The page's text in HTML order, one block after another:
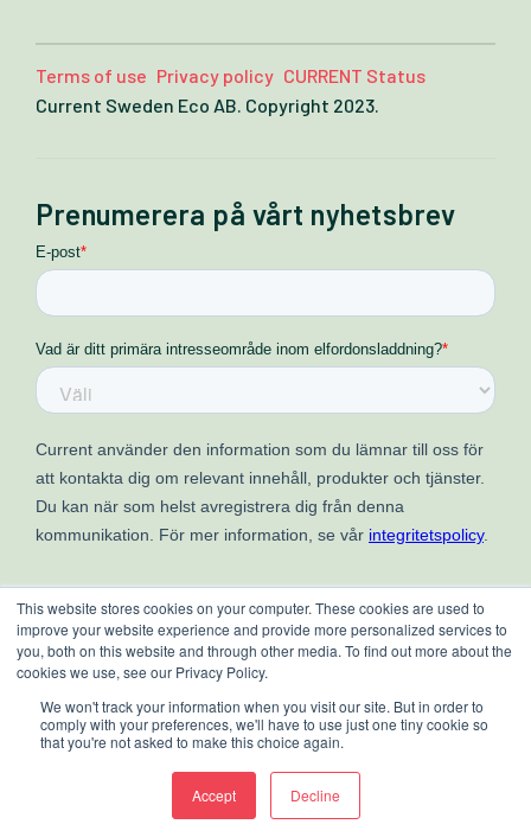
This website stores cookies on your computer. These cookies are used to
improve your website experience and provide more personalized services to
you, both on this website and through other media. To find out more about the
cookies we use, see our Privacy Policy.
We won't track your information when you visit our site. But in order to
comply with your preferences, we'll have to use just one tiny cookie so
that you're not asked to make this choice again.
Accept Decline
Terms of use Privacy policy CURRENT Status
Current Sweden Eco AB. Copyright 2023.
Prenumerera på vårt nyhetsbrev